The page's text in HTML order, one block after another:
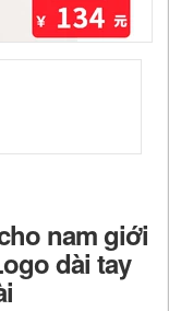
nam giới
dài tay